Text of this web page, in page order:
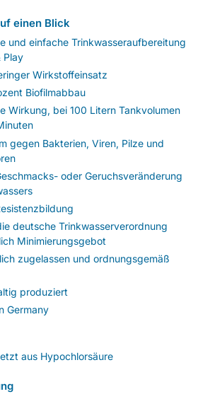
einen Blick
und einfache Trinkwasseraufbereitung
Play
Wirkstoffeinsatz
Biofilmabbau
Wirkung, bei 100 Litern Tankvolumen
gegen Bakterien, Viren, Pilze und
oder Geruchsveränderung
deutsche Trinkwasserverordnung
Minimierungsgebot
zugelassen und ordnungsgemäß
produziert
Germany
aus Hypochlorsäure